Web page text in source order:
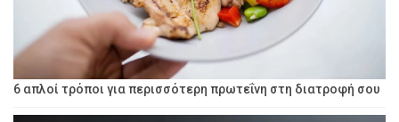
6 απλοί τρόποι για περισσότερη πρωτεΐνη στη διατροφή σου